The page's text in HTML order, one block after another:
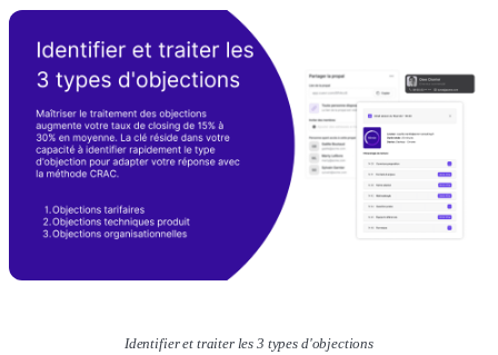
Identifier et traiter les 3 types d'objections